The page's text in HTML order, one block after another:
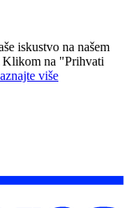
iskustvo na našem
Klikom na "Prihvati
više